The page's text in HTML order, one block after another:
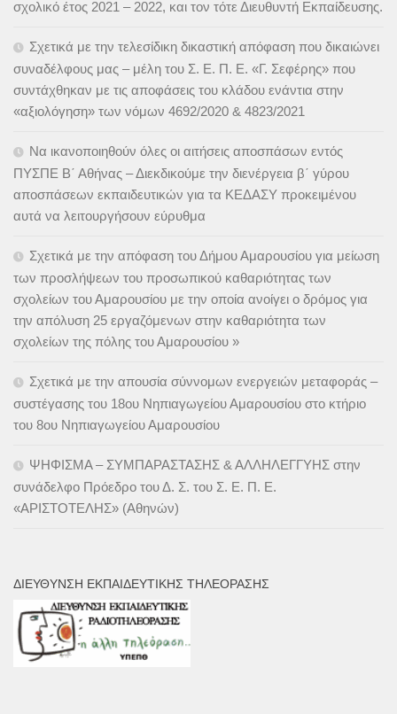
σχολικό έτος 2021 – 2022, και τον τότε Διευθυντή Εκπαίδευσης.
Σχετικά με την τελεσίδικη δικαστική απόφαση που δικαιώνει
συναδέλφους μας – μέλη του Σ. Ε. Π. Ε. «Γ. Σεφέρης» που
συντάχθηκαν με τις αποφάσεις του κλάδου ενάντια στην
«αξιολόγηση» των νόμων 4692/2020 & 4823/2021
Να ικανοποιηθούν όλες οι αιτήσεις αποσπάσων εντός
ΠΥΣΠΕ Β΄ Αθήνας – Διεκδικούμε την διενέργεια β΄ γύρου
αποσπάσεων εκπαιδευτικών για τα ΚΕΔΑΣΥ προκειμένου
αυτά να λειτουργήσουν εύρυθμα
Σχετικά με την απόφαση του Δήμου Αμαρουσίου για μείωση
των προσλήψεων του προσωπικού καθαριότητας των
σχολείων του Αμαρουσίου με την οποία ανοίγει ο δρόμος για
την απόλυση 25 εργαζόμενων στην καθαριότητα των
σχολείων της πόλης του Αμαρουσίου »
Σχετικά με την απουσία σύννομων ενεργειών μεταφοράς –
συστέγασης του 18ου Νηπιαγωγείου Αμαρουσίου στο κτήριο
του 8ου Νηπιαγωγείου Αμαρουσίου
ΨΗΦΙΣΜΑ – ΣΥΜΠΑΡΑΣΤΑΣΗΣ & ΑΛΛΗΛΕΓΓΥΗΣ στην
συνάδελφο Πρόεδρο του Δ. Σ. του Σ. Ε. Π. Ε.
«ΑΡΙΣΤΟΤΕΛΗΣ» (Αθηνών)
ΔΙΕΎΘΥΝΣΗ ΕΚΠΑΙΔΕΥΤΙΚΉΣ ΤΗΛΕΌΡΑΣΗΣ